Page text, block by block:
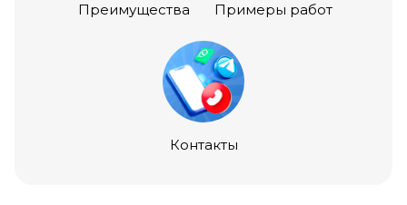
Преимущества Примеры работ
Контакты